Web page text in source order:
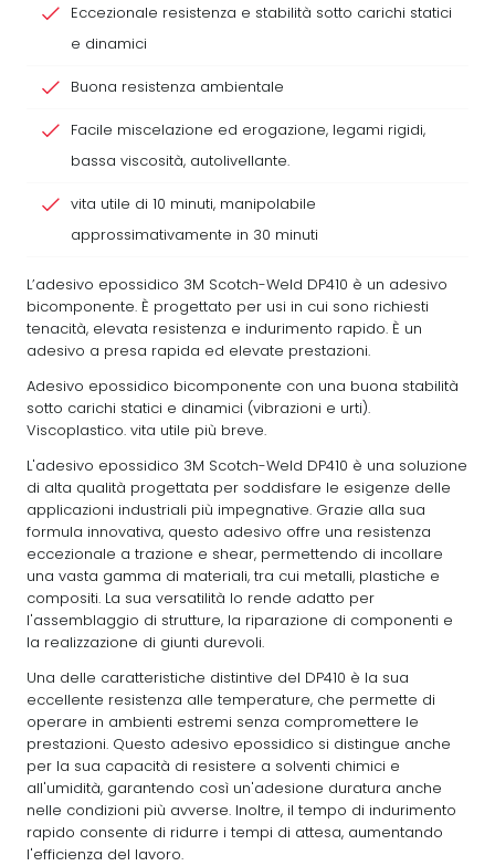
Eccezionale resistenza e stabilità sotto carichi statici
e dinamici
Buona resistenza ambientale
Facile miscelazione ed erogazione, legami rigidi,
bassa viscosità, autolivellante.
vita utile di 10 minuti, manipolabile
approssimativamente in 30 minuti
L’adesivo epossidico 3M Scotch-Weld DP410 è un adesivo
bicomponente. È progettato per usi in cui sono richiesti
tenacità, elevata resistenza e indurimento rapido. È un
adesivo a presa rapida ed elevate prestazioni.
Adesivo epossidico bicomponente con una buona stabilità
sotto carichi statici e dinamici (vibrazioni e urti).
Viscoplastico. vita utile più breve.
L'adesivo epossidico 3M Scotch-Weld DP410 è una soluzione
di alta qualità progettata per soddisfare le esigenze delle
applicazioni industriali più impegnative. Grazie alla sua
formula innovativa, questo adesivo offre una resistenza
eccezionale a trazione e shear, permettendo di incollare
una vasta gamma di materiali, tra cui metalli, plastiche e
compositi. La sua versatilità lo rende adatto per
l'assemblaggio di strutture, la riparazione di componenti e
la realizzazione di giunti durevoli.
Una delle caratteristiche distintive del DP410 è la sua
eccellente resistenza alle temperature, che permette di
operare in ambienti estremi senza compromettere le
prestazioni. Questo adesivo epossidico si distingue anche
per la sua capacità di resistere a solventi chimici e
all'umidità, garantendo così un'adesione duratura anche
nelle condizioni più avverse. Inoltre, il tempo di indurimento
rapido consente di ridurre i tempi di attesa, aumentando
l'efficienza del lavoro.